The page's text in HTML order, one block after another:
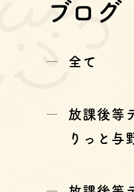
ブログ
全て
放課後等
りっと与